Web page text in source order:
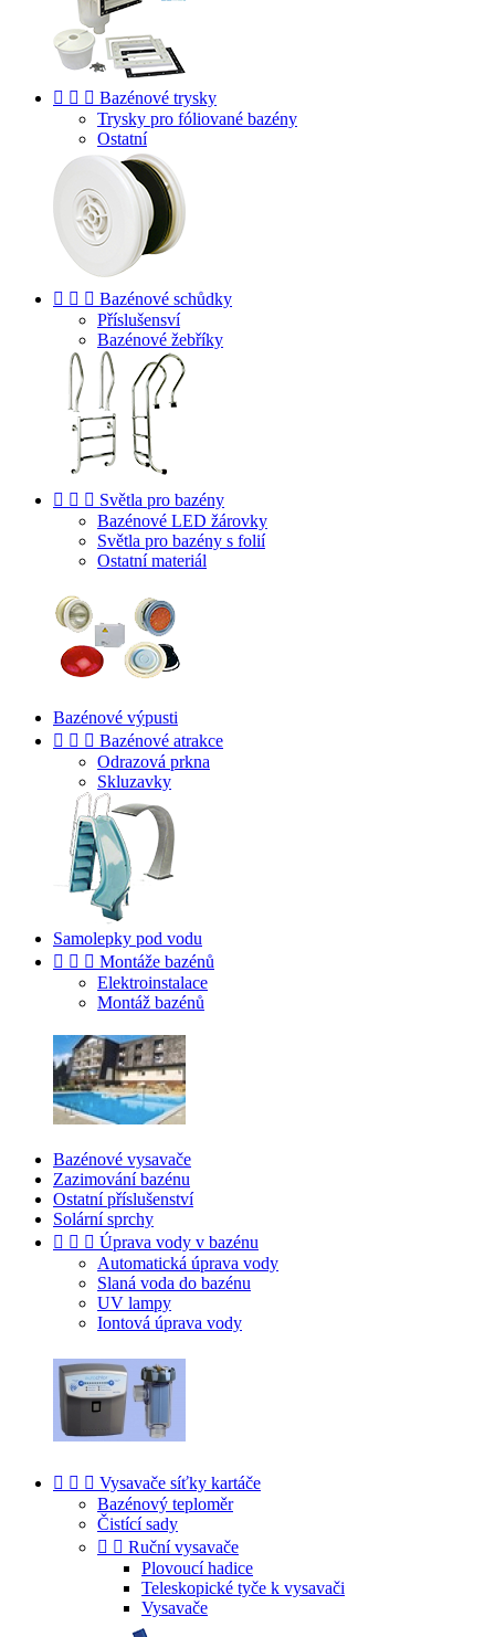
   Bazénové trysky
Trysky pro fóliované bazény
Ostatní
   Bazénové schůdky
Příslušensví
Bazénové žebříky
   Světla pro bazény
Bazénové LED žárovky
Světla pro bazény s folií
Ostatní materiál
Bazénové výpusti
   Bazénové atrakce
Odrazová prkna
Skluzavky
Samolepky pod vodu
   Montáže bazénů
Elektroinstalace
Montáž bazénů
Bazénové vysavače
Zazimování bazénu
Ostatní příslušenství
Solární sprchy
   Úprava vody v bazénu
Automatická úprava vody
Slaná voda do bazénu
UV lampy
Iontová úprava vody
   Vysavače síťky kartáče
Bazénový teploměr
Čistící sady
  Ruční vysavače
Plovoucí hadice
Teleskopické tyče k vysavači
Vysavače